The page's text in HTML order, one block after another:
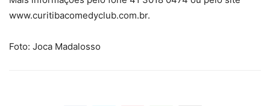
www.curitibacomedyclub.com.br.
Foto: Joca Madalosso